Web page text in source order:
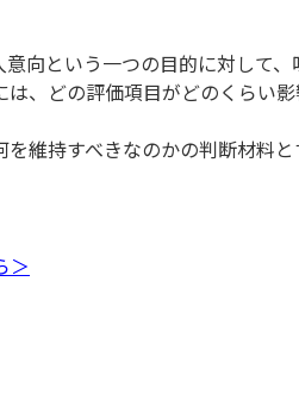
向という一つの目的に対して、
、どの評価項目がどのくらい
維持すべきなのかの判断材料
＞